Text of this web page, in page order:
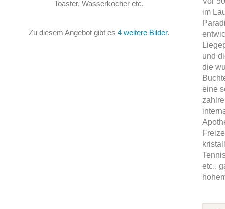
Toaster, Wasserkocher etc.
Zu diesem Angebot gibt es 4 weitere Bilder.
im
und
die
eine
etc..